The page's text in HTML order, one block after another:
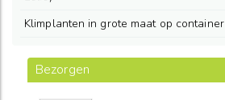
Klimplanten in grote maat op container
Bezorgen